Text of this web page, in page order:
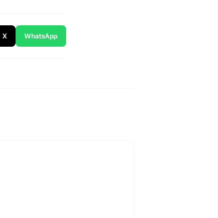
X WhatsApp